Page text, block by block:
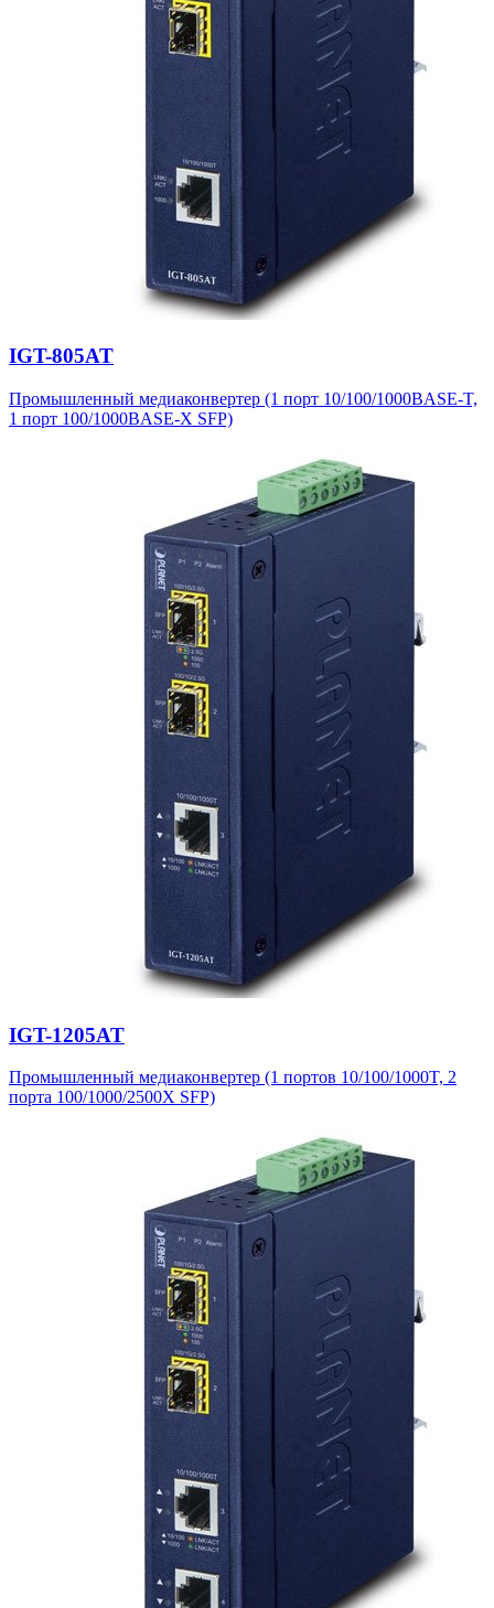
IGT-805AT
Промышленный медиаконвертер (1 порт 10/100/1000BASE-T,
1 порт 100/1000BASE-X SFP)
IGT-1205AT
Промышленный медиаконвертер (1 портов 10/100/1000T, 2
порта 100/1000/2500X SFP)